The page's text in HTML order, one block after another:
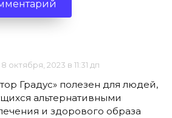
8 октября, 2023 в 11:31 дп
Градус» полезен для людей,
альтернативными
и здорового образа